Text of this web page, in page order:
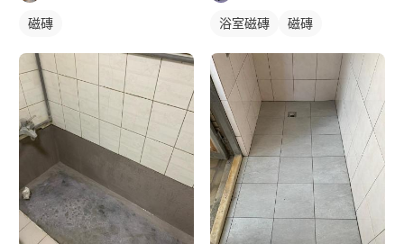
磁磚 浴室磁磚 磁磚